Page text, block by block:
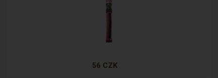
56 CZK